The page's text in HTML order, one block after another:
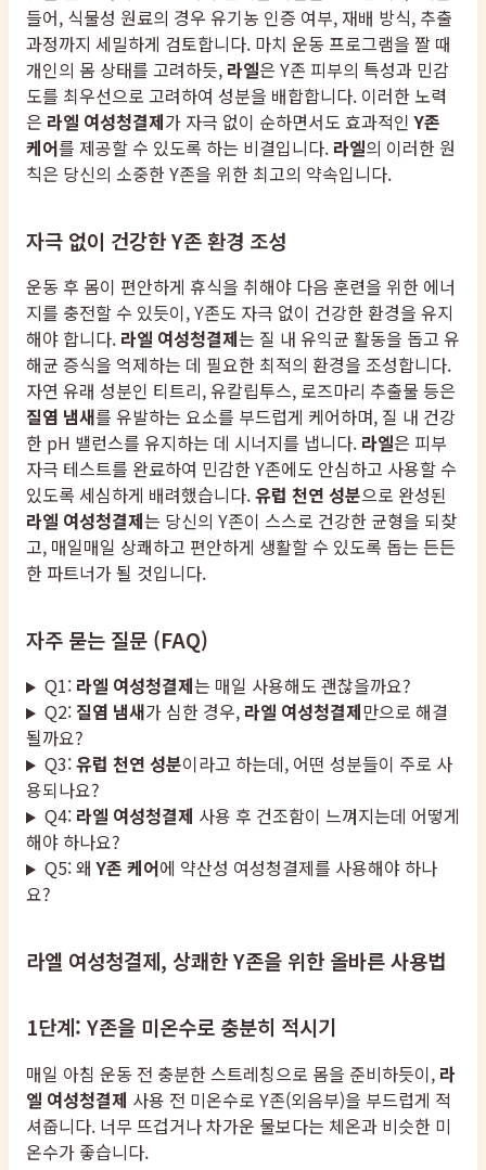
들어, 식물성 원료의 경우 유기농 인증 여부, 재배 방식, 추출
과정까지 세밀하게 검토합니다. 마치 운동 프로그램을 짤 때
개인의 몸 상태를 고려하듯, 라엘은 Y존 피부의 특성과 민감
도를 최우선으로 고려하여 성분을 배합합니다. 이러한 노력
은 라엘 여성청결제가 자극 없이 순하면서도 효과적인Y존
케어를 제공할 수 있도록 하는 비결입니다. 라엘의 이러한 원
칙은 당신의 소중한 Y존을 위한 최고의 약속입니다.
자극 없이 건강한 Y존 환경 조성
운동 후 몸이 편안하게 휴식을 취해야 다음 훈련을 위한 에너
지를 충전할 수 있듯이, Y존도 자극 없이 건강한 환경을 유지
해야 합니다. 라엘 여성청결제는 질 내 유익균 활동을 돕고 유
해균 증식을 억제하는 데 필요한 최적의 환경을 조성합니다.
자연 유래 성분인 티트리, 유칼립투스, 로즈마리 추출물 등은
질염 냄새를 유발하는 요소를 부드럽게 케어하며, 질 내 건강
한 pH 밸런스를 유지하는 데 시너지를 냅니다. 라엘은 피부
자극 테스트를 완료하여 민감한 Y존에도 안심하고 사용할 수
있도록 세심하게 배려했습니다.유럽 천연 성분으로 완성된
라엘 여성청결제는 당신의 Y존이 스스로 건강한 균형을 되찾
고, 매일매일 상쾌하고 편안하게 생활할 수 있도록 돕는 든든
한 파트너가 될 것입니다.
자주 묻는 질문 (FAQ)
Q1: 라엘 여성청결제는 매일 사용해도 괜찮을까요?
Q2: 질염 냄새가 심한 경우, 라엘 여성청결제만으로 해결
될까요?
Q3:유럽 천연 성분이라고 하는데, 어떤 성분들이 주로 사
용되나요?
Q4: 라엘 여성청결제 사용 후 건조함이 느껴지는데 어떻게
해야 하나요?
Q5: 왜Y존 케어에 약산성 여성청결제를 사용해야 하나
요?
라엘 여성청결제, 상쾌한 Y존을 위한 올바른 사용법
1단계: Y존을 미온수로 충분히 적시기
매일 아침 운동 전 충분한 스트레칭으로 몸을 준비하듯이, 라
엘 여성청결제 사용 전 미온수로 Y존(외음부)을 부드럽게 적
셔줍니다. 너무 뜨겁거나 차가운 물보다는 체온과 비슷한 미
온수가 좋습니다.